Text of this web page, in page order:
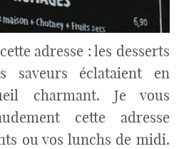
adresse : les desserts
saveurs éclataient en
charmant. Je vous
cette adresse
ou vos lunchs de midi.